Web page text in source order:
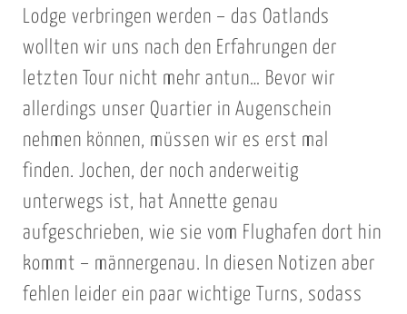
Lodge verbringen werden – das Oatlands
wollten wir uns nach den Erfahrungen der
letzten Tour nicht mehr antun… Bevor wir
allerdings unser Quartier in Augenschein
nehmen können, müssen wir es erst mal
finden. Jochen, der noch anderweitig
unterwegs ist, hat Annette genau
aufgeschrieben, wie sie vom Flughafen dort hin
kommt – männergenau. In diesen Notizen aber
fehlen leider ein paar wichtige Turns, sodass